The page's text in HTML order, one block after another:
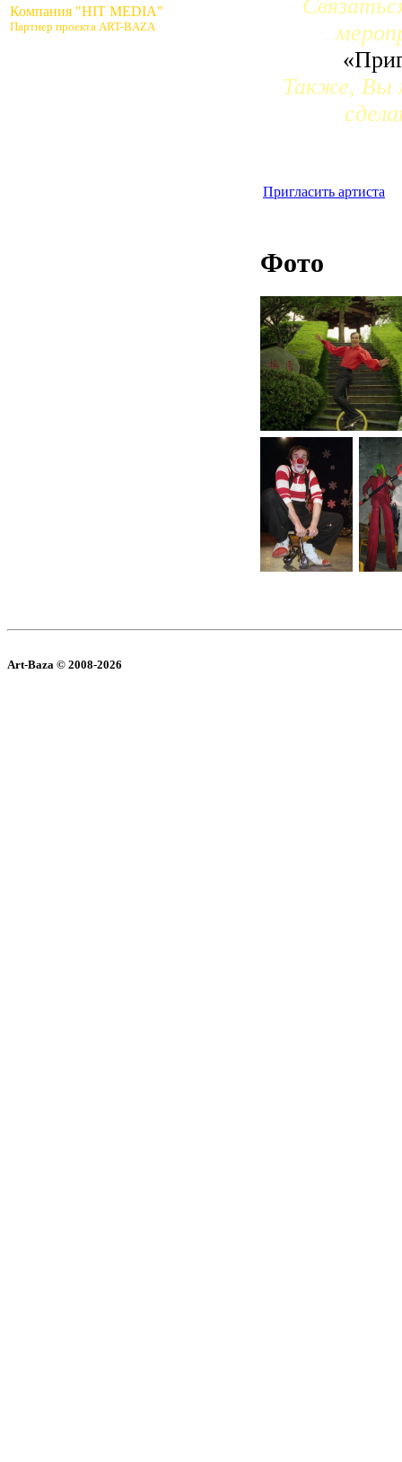
Компания "HIT MEDIA"
Партнер проекта ART-BAZA
Также, Вы
Пригласить артиста
Фото
Art-Baza © 2008-2026